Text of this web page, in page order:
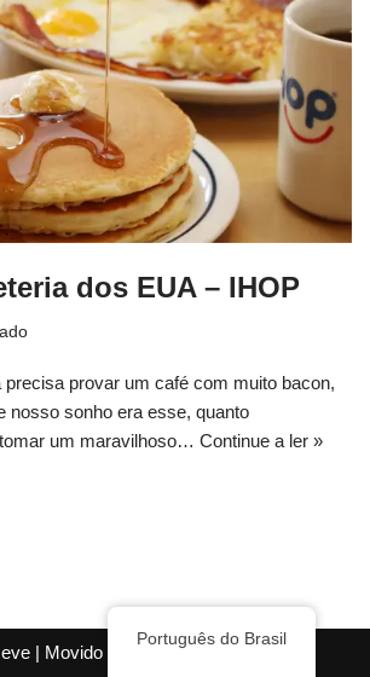
dos EUA – IHOP
precisa provar um café com muito bacon,
nosso sonho era esse, quanto
um maravilhoso… Continue a ler »
| Movido a WordPress
Português do Brasil